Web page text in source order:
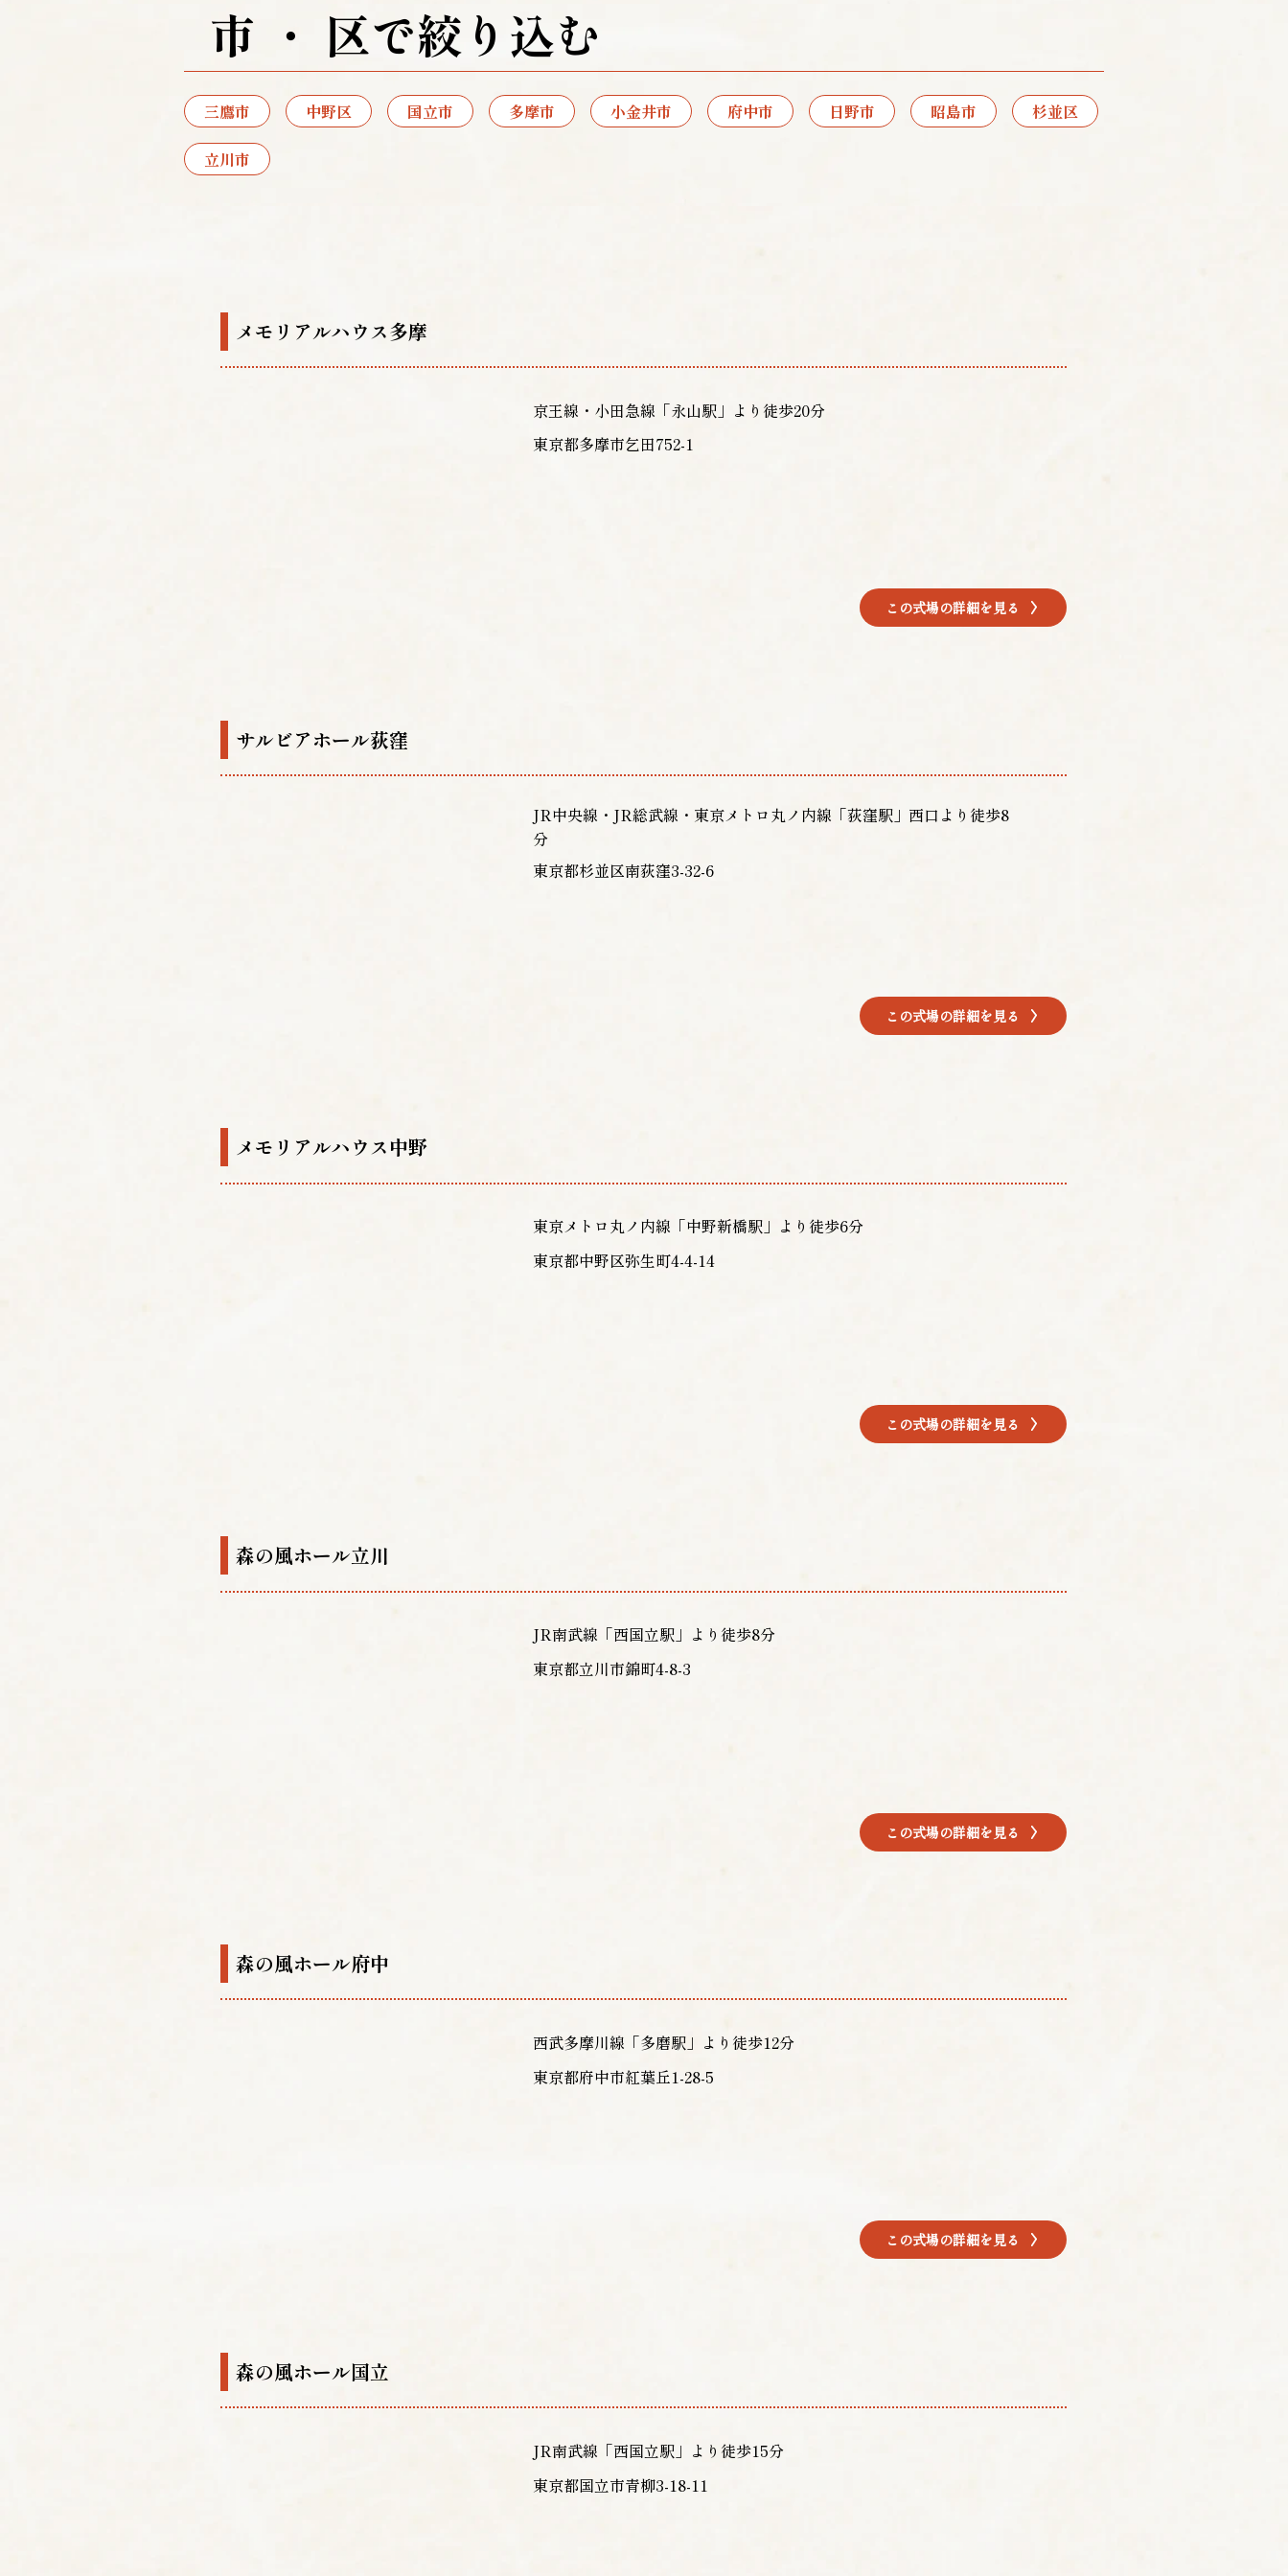
市 ・ 区で絞り込む
三鷹市 中野区 国立市 多摩市 小金井市 府中市 日野市 昭島市 杉並区
立川市
メモリアルハウス多摩
京王線・小田急線「永山駅」より徒歩20分
東京都多摩市乞田752-1
この式場の詳細を見る
サルビアホール荻窪
JR中央線・JR総武線・東京メトロ丸ノ内線「荻窪駅」西口より徒歩8
分
東京都杉並区南荻窪3-32-6
この式場の詳細を見る
メモリアルハウス中野
東京メトロ丸ノ内線「中野新橋駅」より徒歩6分
東京都中野区弥生町4-4-14
この式場の詳細を見る
森の風ホール立川
JR南武線「西国立駅」より徒歩8分
東京都立川市錦町4-8-3
この式場の詳細を見る
森の風ホール府中
西武多摩川線「多磨駅」より徒歩12分
東京都府中市紅葉丘1-28-5
この式場の詳細を見る
森の風ホール国立
JR南武線「西国立駅」より徒歩15分
東京都国立市青柳3-18-11